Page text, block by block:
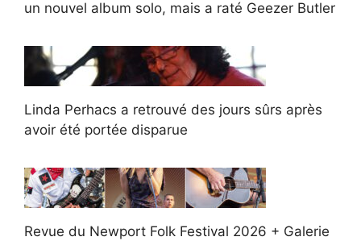
un nouvel album solo, mais a raté Geezer Butler
Linda Perhacs a retrouvé des jours sûrs après
avoir été portée disparue
Revue du Newport Folk Festival 2026 + Galerie